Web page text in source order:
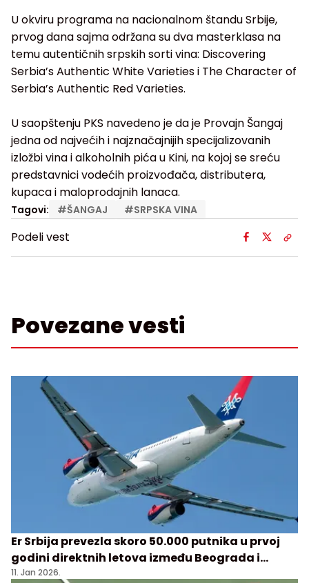
U okviru programa na nacionalnom štandu Srbije,
prvog dana sajma održana su dva masterklasa na
temu autentičnih srpskih sorti vina: Discovering
Serbia’s Authentic White Varieties i The Character of
Serbia’s Authentic Red Varieties.
U saopštenju PKS navedeno je da je Provajn Šangaj
jedna od najvećih i najznačajnijih specijalizovanih
izložbi vina i alkoholnih pića u Kini, na kojoj se sreću
predstavnici vodećih proizvođača, distributera,
kupaca i maloprodajnih lanaca.
Tagovi: #ŠANGAJ #SRPSKA VINA
Podeli vest
Povezane vesti
Er Srbija prevezla skoro 50.000 putnika u prvoj
godini direktnih letova između Beograda i
Šangaja
11. Jan 2026.